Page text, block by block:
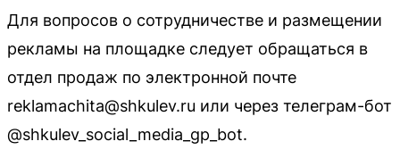
Для вопросов о сотрудничестве и размещении
рекламы на площадке следует обращаться в
отдел продаж по электронной почте
reklamachita@shkulev.ru или через телеграм-бот
@shkulev_social_media_gp_bot.